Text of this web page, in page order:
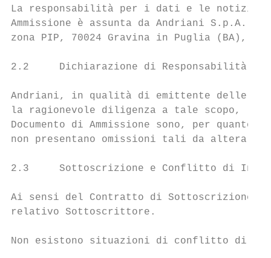
La responsabilità per i dati e le notizie
Ammissione è assunta da Andriani S.p.A.,
zona PIP, 70024 Gravina in Puglia (BA),
2.2     Dichiarazione di Responsabilità
Andriani, in qualità di emittente delle
la ragionevole diligenza a tale scopo, le
Documento di Ammissione sono, per
non presentano omissioni tali da
2.3     Sottoscrizione e Conflitto di
Ai sensi del Contratto di Sottoscrizione,
relativo Sottoscrittore.
Non esistono situazioni di conflitto di